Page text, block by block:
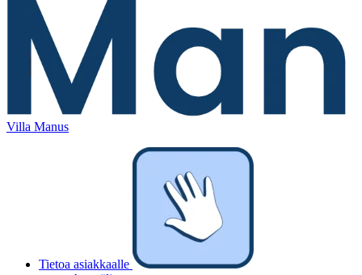
Villa Manus
Tietoa asiakkaalle